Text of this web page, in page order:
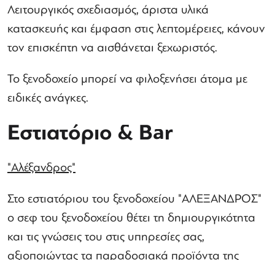
Λειτουργικός σχεδιασμός, άριστα υλικά
κατασκευής και έμφαση στις λεπτομέρειες, κάνουν
τον επισκέπτη να αισθάνεται ξεχωριστός.
Το ξενοδοχείο μπορεί να φιλοξενήσει άτομα με
ειδικές ανάγκες.
Εστιατόριο & Bar
"Αλέξανδρος"
Στο εστιατόριου του ξενοδοχείου "ΑΛΕΞΑΝΔΡΟΣ"
ο σεφ του ξενοδοχείου θέτει τη δημιουργικότητα
και τις γνώσεις του στις υπηρεσίες σας,
αξιοποιώντας τα παραδοσιακά προϊόντα της